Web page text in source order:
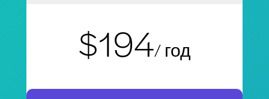
$194/ год